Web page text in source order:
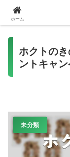
ホクトの
ントキャン
未分類
ホーム